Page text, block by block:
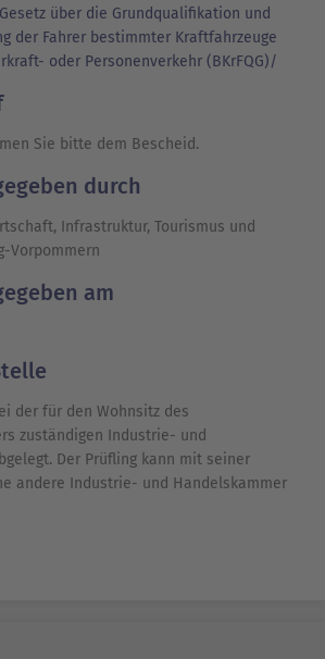
über die Grundqualifikation und
der Fahrer bestimmter Kraftfahrzeuge
oder Personenverkehr (BKrFQG)/
Sie bitte dem Bescheid.
durch
Infrastruktur, Tourismus und
Vorpommern
am
der für den Wohnsitz des
zuständigen Industrie- und
Der Prüfling kann mit seiner
andere Industrie- und Handelskammer